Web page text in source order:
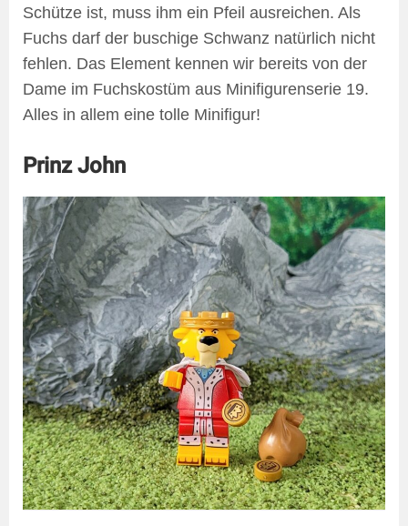
Schütze ist, muss ihm ein Pfeil ausreichen. Als
Fuchs darf der buschige Schwanz natürlich nicht
fehlen. Das Element kennen wir bereits von der
Dame im Fuchskostüm aus Minifigurenserie 19.
Alles in allem eine tolle Minifigur!
Prinz John